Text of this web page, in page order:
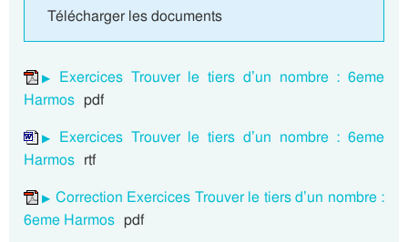
Télécharger les documents
Exercices Trouver le tiers d’un nombre : 6eme
Harmos pdf
Exercices Trouver le tiers d’un nombre : 6eme
Harmos rtf
Correction Exercices Trouver le tiers d’un nombre :
6eme Harmos pdf